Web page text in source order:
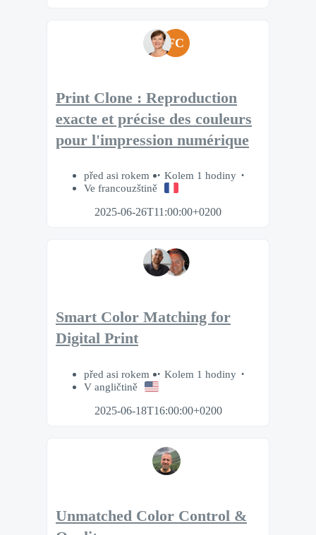
FC
Print Clone : Reproduction
exacte et précise des couleurs
pour l'impression numérique
před asi rokem
Kolem 1 hodiny
Ve francouzštině
2025-06-26T11:00:00+0200
Smart Color Matching for
Digital Print
před asi rokem
Kolem 1 hodiny
V angličtině
2025-06-18T16:00:00+0200
Unmatched Color Control &